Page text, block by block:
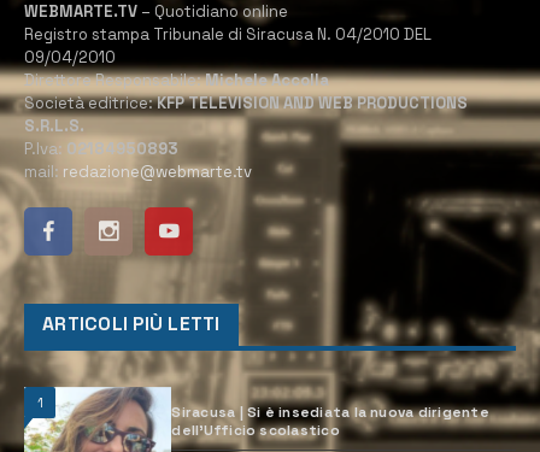
WEBMARTE.TV – Quotidiano online
Registro stampa Tribunale di Siracusa N. 04/2010 DEL
09/04/2010
Direttore Responsabile:Michele Accolla
Società editrice:KFP TELEVISION AND WEB PRODUCTIONS
S.R.L.S.
P.Iva: 02184950893
mail: redazione@webmarte.tv
ARTICOLI PIÙ LETTI
1
Siracusa | Si è insediata la nuova dirigente
dell’Ufficio scolastico